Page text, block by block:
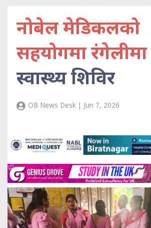
नोबेल मेडिकलको
सहयोगमा रंगेलीमा
स्वास्थ्य शिविर
OB News Desk | Jun 7, 2026